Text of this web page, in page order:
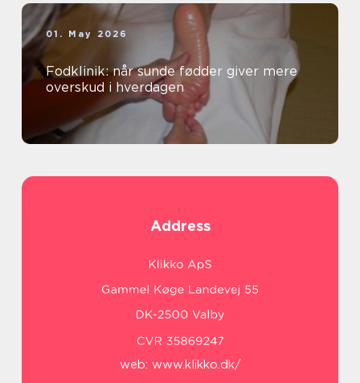
01. May 2026
Fodklinik: når sunde fødder giver mere
overskud i hverdagen
Address
web: www.klikko.dk/